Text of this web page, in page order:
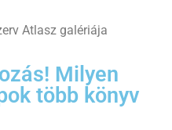
Atlasz galériája
Milyen
több könyv